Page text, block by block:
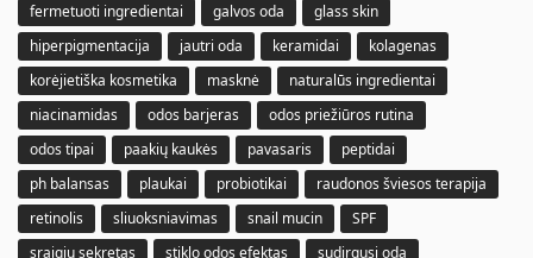
fermetuoti ingredientai
galvos oda
glass skin
hiperpigmentacija
jautri oda keramidai
kolagenas
korėjietiška kosmetika
masknė
naturalūs ingredientai
niacinamidas
odos barjeras
odos priežiūros rutina
odos tipai
paakių kaukės pavasaris
peptidai
ph balansas
plaukai probiotikai
raudonos šviesos terapija
retinolis
sliuoksniavimas snail mucin
SPF
sraigių sekretas
stiklo odos efektas
sudirgusi oda